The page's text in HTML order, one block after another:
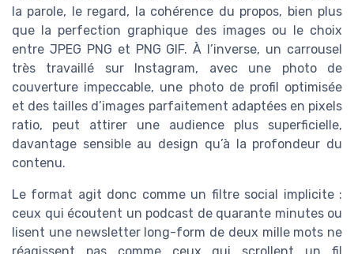
la parole, le regard, la cohérence du propos, bien plus
que la perfection graphique des images ou le choix
entre JPEG PNG et PNG GIF. À l’inverse, un carrousel
très travaillé sur Instagram, avec une photo de
couverture impeccable, une photo de profil optimisée
et des tailles d’images parfaitement adaptées en pixels
ratio, peut attirer une audience plus superficielle,
davantage sensible au design qu’à la profondeur du
contenu.
Le format agit donc comme un filtre social implicite :
ceux qui écoutent un podcast de quarante minutes ou
lisent une newsletter long-form de deux mille mots ne